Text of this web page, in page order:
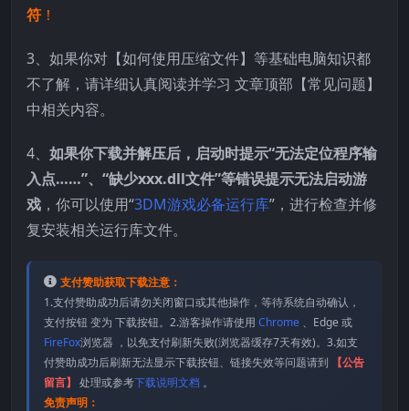
符 ！
3、如果你对【如何使用压缩文件】等基础电脑知识都
不了解，请详细认真阅读并学习 文章顶部【常见问题】
中相关内容。
4、 如果你下载并解压后，启动时提示“无法定位程序输
入点……”、“缺少xxx.dll文件”等错误提示无法启动游
戏 ，你可以使用“3DM游戏必备运行库”，进行检查并修
复安装相关运行库文件。
支付赞助获取下载注意：
1.支付赞助成功后请勿关闭窗口或其他操作，等待系统自动确认，
支付按钮 变为 下载按钮。2.游客操作请使用 Chrome 、Edge 或
FireFox浏览器 ，以免支付刷新失败(浏览器缓存7天有效)。3.如支
付赞助成功后刷新无法显示下载按钮、链接失效等问题请到
【公告
留言】 处理或参考下载说明文档 。
免责声明：